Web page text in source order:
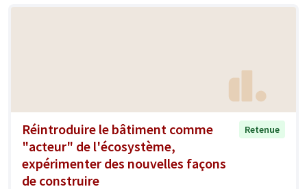
Réintroduire le bâtiment comme
"acteur" de l'écosystème,
expérimenter des nouvelles façons
de construire
Retenue